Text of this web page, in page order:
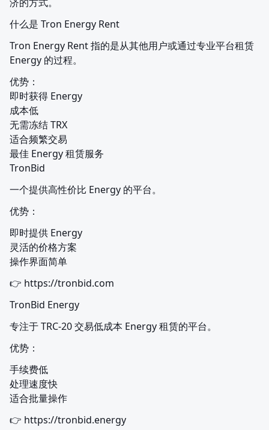
什么是 Tron Energy Rent
Tron Energy Rent 指的是从其他用户或通过专业平台租赁
Energy 的过程。
优势：
即时获得 Energy
成本低
无需冻结 TRX
适合频繁交易
最佳 Energy 租赁服务
TronBid
一个提供高性价比 Energy 的平台。
优势：
即时提供 Energy
灵活的价格方案
操作界面简单
👉 https://tronbid.com
TronBid Energy
专注于 TRC-20 交易低成本 Energy 租赁的平台。
优势：
手续费低
处理速度快
适合批量操作
👉 https://tronbid.energy